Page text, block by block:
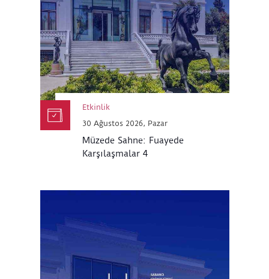
Etkinlik
30 Ağustos 2026, Pazar
Müzede Sahne: Fuayede
Karşılaşmalar 4